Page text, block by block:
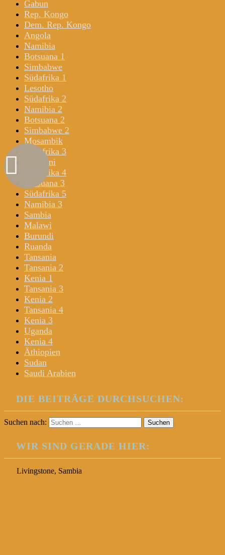
Gabun
Rep. Kongo
Dem. Rep. Kongo
Angola
Namibia
Botsuana 1
Simbabwe
Südafrika 1
Lesotho
Südafrika 2
Namibia 2
Botsuana 2
Simbabwe 2
Mosambik
Südafrika 3
eSwatini
Südafrika 4
Botsuana 3
Südafrika 5
Namibia 3
Sambia
Malawi
Burundi
Ruanda
Tansania
Tansania 2
Kenia 1
Tansania 3
Kenia 2
Tansania 4
Kenia 3
Uganda
Kenia 4
Äthiopien
Sudan
Saudi Arabien
DIE BEITRÄGE DURCHSUCHEN:
Suchen nach:
WIR SIND GERADE HIER:
Livingstone, Sambia